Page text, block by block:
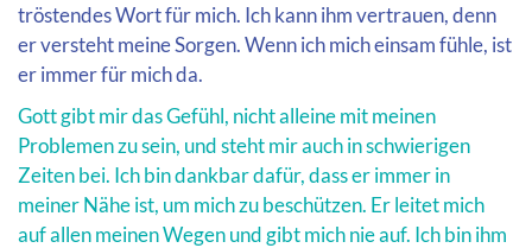
tröstendes Wort für mich. Ich kann ihm vertrauen, denn
er versteht meine Sorgen. Wenn ich mich einsam fühle, ist
er immer für mich da.
Gott gibt mir das Gefühl, nicht alleine mit meinen
Problemen zu sein, und steht mir auch in schwierigen
Zeiten bei. Ich bin dankbar dafür, dass er immer in
meiner Nähe ist, um mich zu beschützen. Er leitet mich
auf allen meinen Wegen und gibt mich nie auf. Ich bin ihm